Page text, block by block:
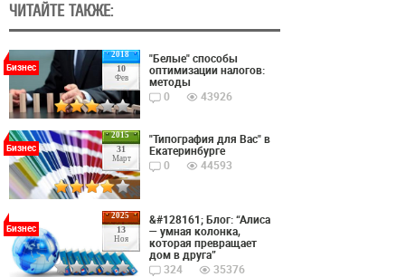
ЧИТАЙТЕ ТАКЖЕ:
2018
10
Фев
Бизнес
"Белые" способы
оптимизации налогов:
методы
0
43926
2015
31
Март
Бизнес
"Типография для Вас" в
Екатеринбурге
0
44593
2025
13
Ноя
Бизнес
&#128161; Блог: “Алиса
— умная колонка,
которая превращает
дом в друга”
324
35376